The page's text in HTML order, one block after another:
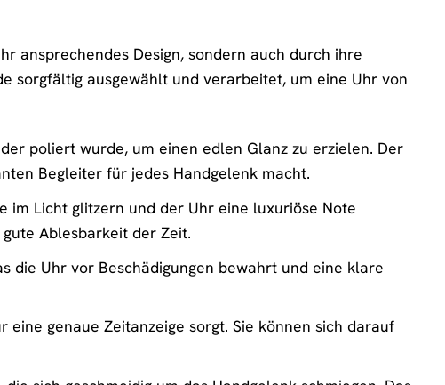
ansprechendes Design, sondern auch durch ihre
sorgfältig ausgewählt und verarbeitet, um eine Uhr von
poliert wurde, um einen edlen Glanz zu erzielen. Der
Begleiter für jedes Handgelenk macht.
Licht glitzern und der Uhr eine luxuriöse Note
Ablesbarkeit der Zeit.
die Uhr vor Beschädigungen bewahrt und eine klare
genaue Zeitanzeige sorgt. Sie können sich darauf